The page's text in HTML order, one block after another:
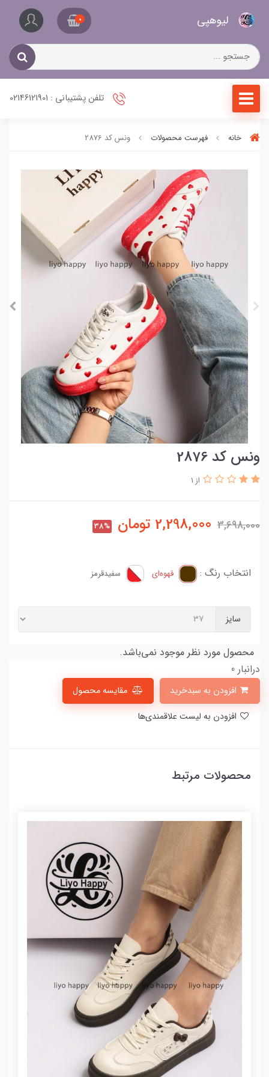
لیو‌هپی 0
تلفن پشتیبانی : 02146121901
خانه فهرست محصولات ونس کد 2876
ونس کد 2876
از 1
3,698,000
2,298,000 تومان 38%
انتخاب رنگ : قهوه‌ای سفید‌قرمز
سایز
محصول مورد نظر موجود نمی‌باشد.
درانبار 0
مقایسه محصول
محصولات مرتبط